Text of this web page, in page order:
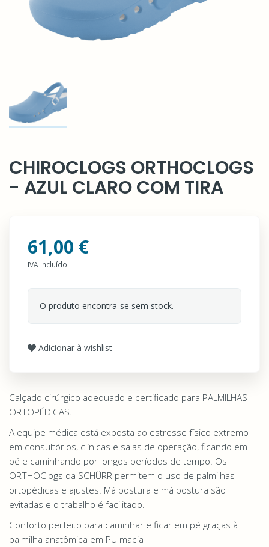
CHIROCLOGS ORTHOCLOGS
- AZUL CLARO COM TIRA
61,00 €
IVA incluído.
O produto encontra-se sem stock.
Adicionar à wishlist
Calçado cirúrgico adequado e certificado para PALMILHAS
ORTOPÉDICAS.
A equipe médica está exposta ao estresse físico extremo
em consultórios, clínicas e salas de operação, ficando em
pé e caminhando por longos períodos de tempo. Os
ORTHOClogs da SCHÜRR permitem o uso de palmilhas
ortopédicas e ajustes. Má postura e má postura são
evitadas e o trabalho é facilitado.
Conforto perfeito para caminhar e ficar em pé graças à
palmilha anatômica em PU macia